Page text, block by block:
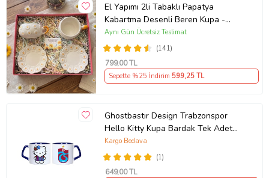
El Yapımı 2li Tabaklı Papatya
Kabartma Desenli Beren Kupa -
Seviyor Sevmiyor
(141)
Aynı Gün Ücretsiz Teslimat
799,00 TL
Sepette %25 İndirim 599,25 TL
Ghostbastır Design Trabzonspor
Hello Kitty Kupa Bardak Tek Adet
089
(1)
Kargo Bedava
649,00 TL